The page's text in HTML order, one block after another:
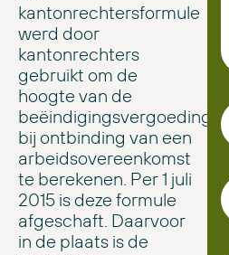
kantonrechtersformule
werd door
kantonrechters
gebruikt om de
hoogte van de
beëindigingsvergoeding
bij ontbinding van een
arbeidsovereenkomst
te berekenen. Per 1 juli
2015 is deze formule
afgeschaft. Daarvoor
in de plaats is de